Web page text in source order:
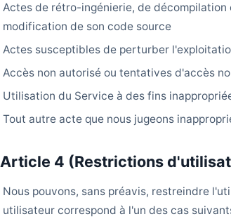
Actes de rétro-ingénierie, de
modification de son code source
Actes susceptibles de perturber
Accès non autorisé ou tentatives d'accès
Utilisation du Service à des fins
Tout autre acte que nous jugeons
Article 4 (Restrictions
Nous pouvons, sans préavis, restreindre
utilisateur correspond à l'un des cas